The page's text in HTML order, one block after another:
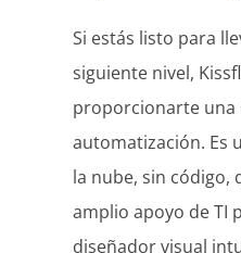
Si estás listo para
siguiente nivel,
proporcionarte una
automatización. Es
la nube, sin código,
amplio apoyo de TI
diseñador visual